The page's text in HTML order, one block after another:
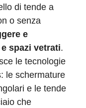
di tende a
o senza
e
spazi vetrati.
le tecnologie
le schermature
e le tende
che